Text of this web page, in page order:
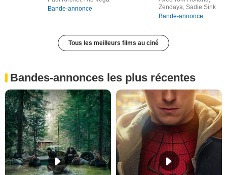
Bande-annonce
Zendaya, Sadie Sink
Bande-annonce
Tous les meilleurs films au ciné
Bandes-annonces les plus récentes